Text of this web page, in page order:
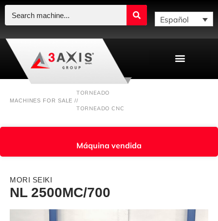
Español
MACHINES FOR SALE /
TORNEADO
/
TORNEADO CNC
Máquina vendida
MORI SEIKI
NL 2500MC/700